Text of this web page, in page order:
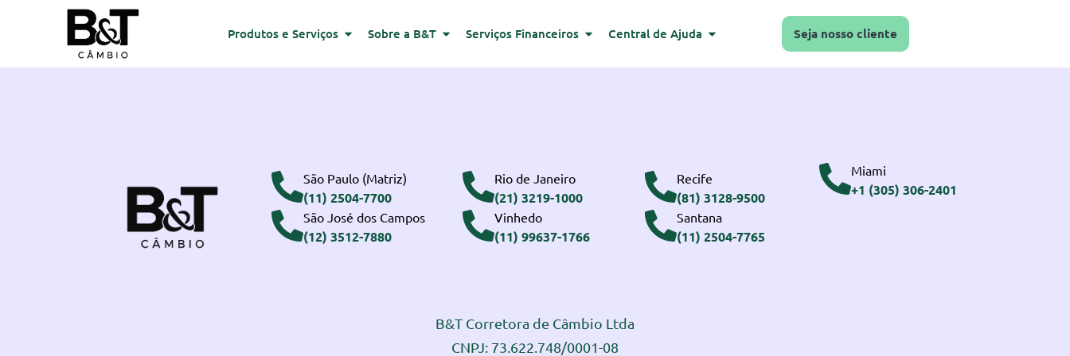
Produtos e Serviços Sobre a B&T Serviços Financeiros Central de Ajuda Seja nosso cliente
São Paulo (Matriz)
(11) 2504-7700
São José dos Campos
(12) 3512-7880
Rio de Janeiro
(21) 3219-1000
Vinhedo
(11) 99637-1766
Recife
(81) 3128-9500
Santana
(11) 2504-7765
Miami
+1 (305) 306-2401
B&T Corretora de Câmbio Ltda
CNPJ: 73.622.748/0001-08